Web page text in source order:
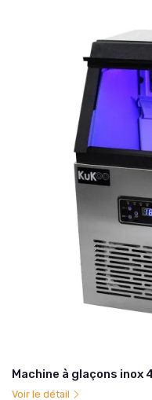
Machine à glaçons
Voir le détail